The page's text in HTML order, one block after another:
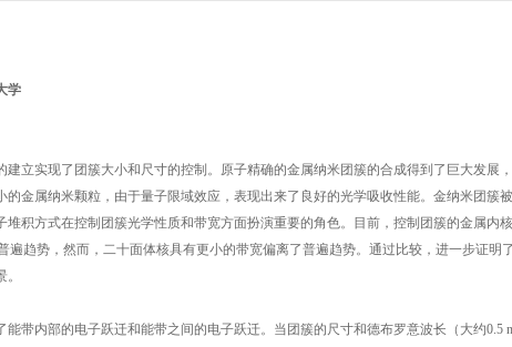
学
建立实现了团簇大小和尺寸的控制。原子精确的金属纳米团簇的合成得到了巨大发展
的金属纳米颗粒，由于量子限域效应，表现出来了良好的光学吸收性能。金纳米团簇
堆积方式在控制团簇光学性质和带宽方面扮演重要的角色。目前，控制团簇的金属内
遍趋势，然而，二十面体核具有更小的带宽偏离了普遍趋势。通过比较，进一步证明
能带内部的电子跃迁和能带之间的电子跃迁。当团簇的尺寸和德布罗意波长（大约0.5